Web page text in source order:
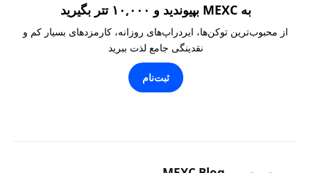
به MEXC بپیوندید و ۱۰,۰۰۰ تتر بگیرید
از محبوب‌ترین توکن‌ها، ایردراپ‌های روزانه، کارمزدهای بسیار کم و
نقدینگی جامع لذت ببرید
ثبت‌نام